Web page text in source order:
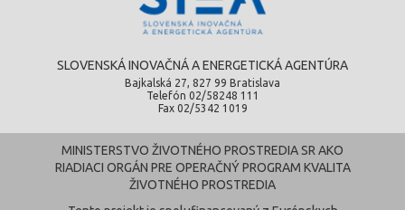
SLOVENSKÁ INOVAČNÁ A ENERGETICKÁ AGENTÚRA
Bajkalská 27, 827 99 Bratislava
Telefón 02/58248 111
Fax 02/5342 1019
MINISTERSTVO ŽIVOTNÉHO PROSTREDIA SR AKO
RIADIACI ORGÁN PRE OPERAČNÝ PROGRAM KVALITA
ŽIVOTNÉHO PROSTREDIA